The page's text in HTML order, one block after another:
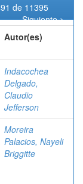
de 11395
Siguiente >
Autor(es)
Indacochea
Delgado,
Claudio
Jefferson
Moreira
Palacios, Nayeli
Briggitte